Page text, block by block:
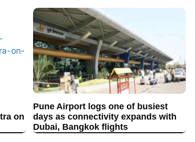
on
Pune Airport logs one of busiest
days as connectivity expands with
Dubai, Bangkok flights